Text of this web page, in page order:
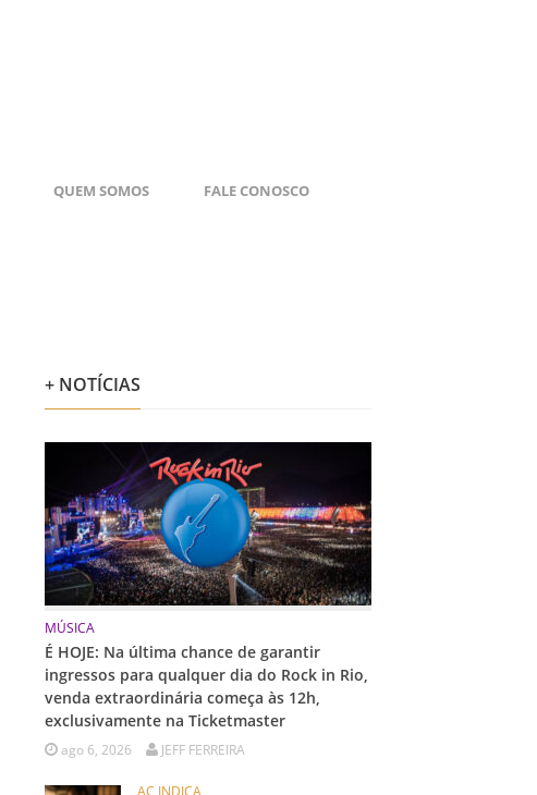
QUEM SOMOS FALE CONOSCO
+ NOTÍCIAS
MÚSICA
É HOJE: Na última chance de garantir
ingressos para qualquer dia do Rock in Rio,
venda extraordinária começa às 12h,
exclusivamente na Ticketmaster
ago 6, 2026 JEFF FERREIRA
AC INDICA